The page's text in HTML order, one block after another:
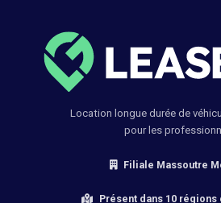
Location longue durée de
pour les
Filiale Massoutre
Présent dans 10 régions